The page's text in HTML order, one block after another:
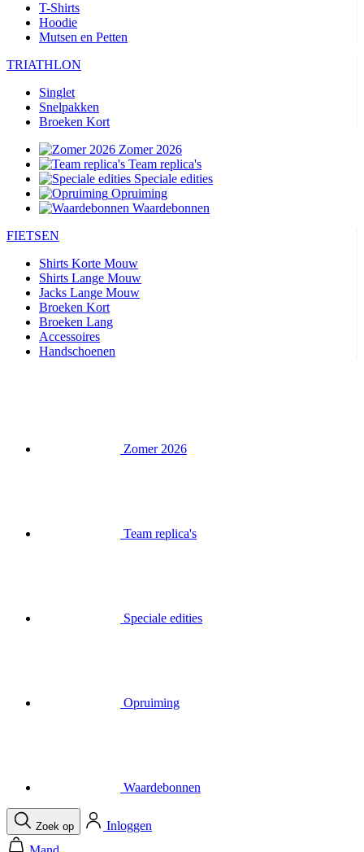
T-Shirts
Hoodie
Mutsen en Petten
TRIATHLON
Singlet
Snelpakken
Broeken Kort
Zomer 2026
Team replica's
Speciale edities
Opruiming
Waardebonnen
FIETSEN
Shirts Korte Mouw
Shirts Lange Mouw
Jacks Lange Mouw
Broeken Kort
Broeken Lang
Accessoires
Handschoenen
Je mandje is leeg
Menu Sluit
Bel
Zoek op